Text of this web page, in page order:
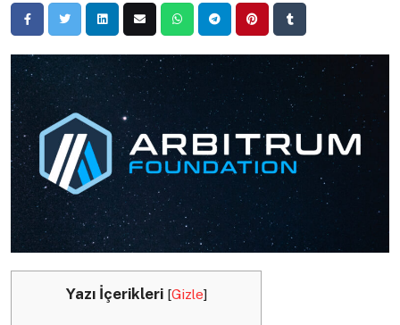
Yazı İçerikleri [Gizle]